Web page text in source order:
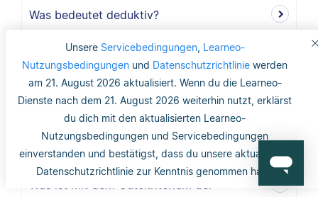
Unsere Servicebedingungen, Learneo-
Nutzungsbedingungen und Datenschutzrichtlinie werden
am 21. August 2026 aktualisiert. Wenn du die Learneo-
Dienste nach dem 21. August 2026 weiterhin nutzt, erklärst
du dich mit den aktualisierten Learneo-
Nutzungsbedingungen und Servicebedingungen
einverstanden und bestätigst, dass du unsere aktualisierte
Datenschutzrichtlinie zur Kenntnis genommen hast.
Was bedeutet deduktiv?
Was ist Validität?
Was ist interne Validität?
Was versteht man unter Validität?
Was ist die Reliabilität?
Was ist mit dem Gütekriterium der